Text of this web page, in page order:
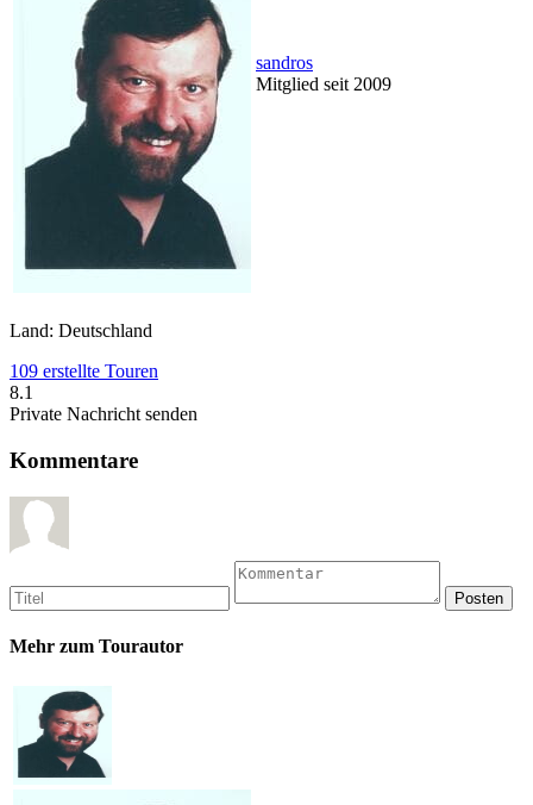
sandros
Mitglied seit 2009
Land: Deutschland
109 erstellte Touren
8.1
Private Nachricht senden
Kommentare
Mehr zum Tourautor